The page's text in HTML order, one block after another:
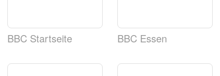
BBC Startseite BBC Essen